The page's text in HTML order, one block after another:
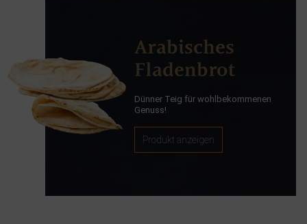
Arabisches
Fladenbrot
Dünner Teig für wohlbekommenen
Genuss!
Produkt anzeigen